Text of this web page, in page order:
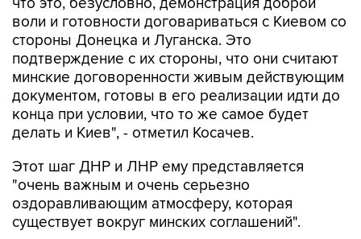
воли и готовности договариваться с Киевом со
стороны Донецка и Луганска. Это
подтверждение с их стороны, что они считают
минские договоренности живым действующим
документом, готовы в его реализации идти до
конца при условии, что то же самое будет
делать и Киев", - отметил Косачев.
Этот шаг ДНР и ЛНР ему представляется
"очень важным и очень серьезно
оздоравливающим атмосферу, которая
существует вокруг минских соглашений".